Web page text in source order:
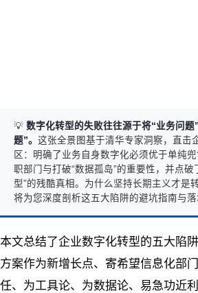
💡 数字化转型的失败往往源于将“业务问题
题”。 这张全景图基于清华专家洞察，直击
区：明确了业务自身数字化必须优于单纯
职部门与打破“数据孤岛”的重要性，并点破
型”的残酷真相。为什么坚持长期主义才是
将为您深度剖析这五大陷阱的避坑指南与落
本文总结了企业数字化转型的五大陷
方案作为新增长点、寄希望信息化部
任、为工具论、为数据论、易急功近利